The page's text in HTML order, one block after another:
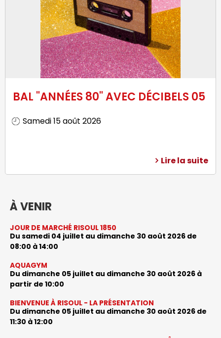
BAL "ANNÉES 80" AVEC DÉCIBELS 05
Samedi 15 août 2026
Lire la suite
À VENIR
JOUR DE MARCHÉ RISOUL 1850
Du samedi 04 juillet au dimanche 30 août 2026 de
08:00 à 14:00
AQUAGYM
Du dimanche 05 juillet au dimanche 30 août 2026 à
partir de 10:00
BIENVENUE À RISOUL - LA PRÉSENTATION
Du dimanche 05 juillet au dimanche 30 août 2026 de
11:30 à 12:00